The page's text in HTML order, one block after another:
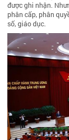
được ghi nhận.
phân cấp, phân
số, giáo dục.